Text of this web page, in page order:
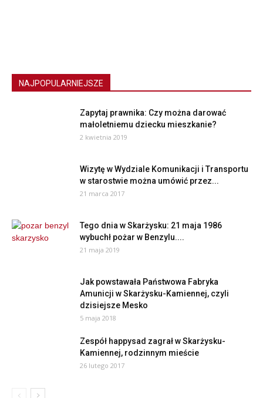
NAJPOPULARNIEJSZE
Zapytaj prawnika: Czy można darować
małoletniemu dziecku mieszkanie?
2 kwietnia 2019
Wizytę w Wydziale Komunikacji i Transportu
w starostwie można umówić przez...
21 marca 2017
Tego dnia w Skarżysku: 21 maja 1986
wybuchł pożar w Benzylu....
21 maja 2019
Jak powstawała Państwowa Fabryka
Amunicji w Skarżysku-Kamiennej, czyli
dzisiejsze Mesko
5 maja 2018
Zespół happysad zagrał w Skarżysku-
Kamiennej, rodzinnym mieście
26 lutego 2017